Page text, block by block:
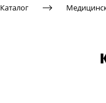
Каталог